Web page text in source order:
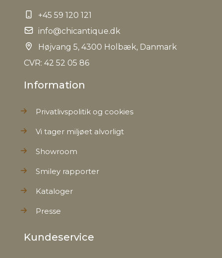
Tariffnumber
Bruttovægt
+45 59 120 121
info@chicantique.dk
Højvang 5, 4300 Holbæk, Danmark
CVR: 42 52 05 86
Information
Privatlivspolitik og cookies
Vi tager miljøet alvorligt
Showroom
Smiley rapporter
Kataloger
Presse
Kundeservice